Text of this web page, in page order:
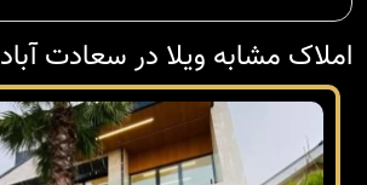
املاک مشابه ویلا در سعادت آباد